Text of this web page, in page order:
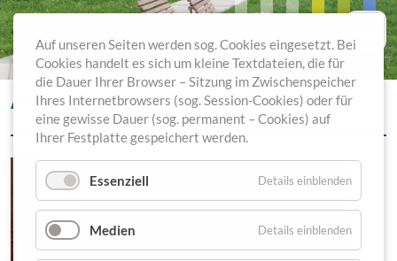
AKTUELLES BEI DR. FONTHEIM
Auf unseren Seiten werden sog. Cookies eingesetzt. Bei
Cookies handelt es sich um kleine Textdateien, die für
die Dauer Ihrer Browser – Sitzung im Zwischenspeicher
Ihres Internetbrowsers (sog. Session-Cookies) oder für
eine gewisse Dauer (sog. permanent – Cookies) auf
Ihrer Festplatte gespeichert werden.
Essenziell Details einblenden
Medien Details einblenden